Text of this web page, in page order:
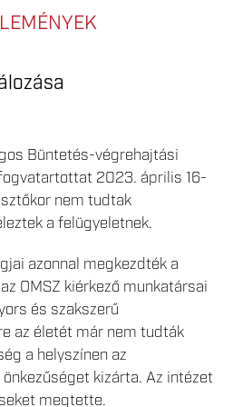
Büntetés-végrehajtási
2023. április 16-
nem tudtak
a felügyeletnek.
azonnal megkezdték a
OMSZ kiérkező munkatársai
és szakszerű
az életét már nem tudták
a helyszínen az
kizárta. Az intézet
megtette.